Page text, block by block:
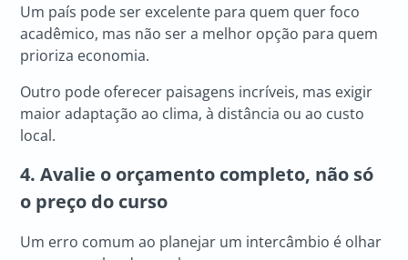
Um país pode ser excelente para quem quer foco
acadêmico, mas não ser a melhor opção para quem
prioriza economia.
Outro pode oferecer paisagens incríveis, mas exigir
maior adaptação ao clima, à distância ou ao custo
local.
4. Avalie o orçamento completo, não só
o preço do curso
Um erro comum ao planejar um intercâmbio é olhar